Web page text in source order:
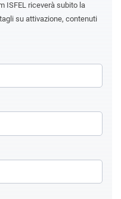
ISFEL riceverà subito la
su attivazione, contenuti